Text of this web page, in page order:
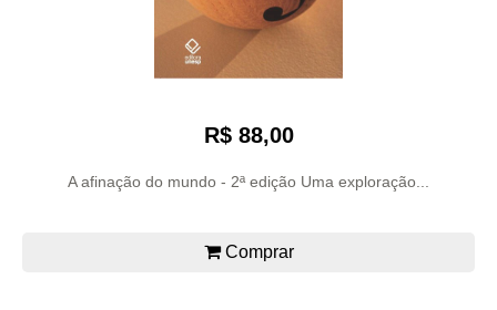
R$ 88,00
A afinação do mundo - 2ª edição Uma exploração...
Comprar